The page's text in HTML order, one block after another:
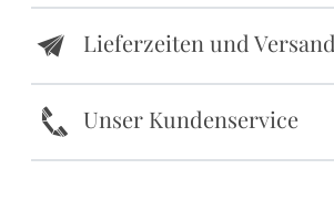
e Lieferzeiten und
k Unser Kundenservice